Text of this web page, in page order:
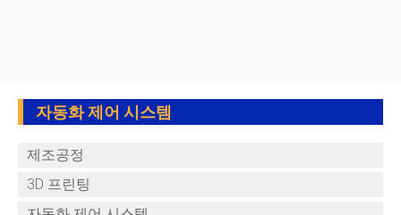
자동화 제어 시스템
제조공정
3D 프린팅